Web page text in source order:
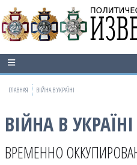
ГЛАВНАЯ ВІЙНА В УКРАЇНІ
ВІЙНА В УКРАЇНІ
ВРЕМЕННО